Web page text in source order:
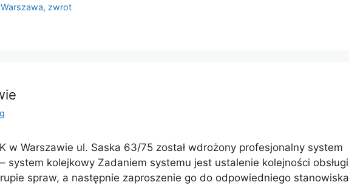
Warszawa, zwrot
w Warszawie ul. Saska 63/75 został wdrożony profesjonalny system
system kolejkowy Zadaniem systemu jest ustalenie kolejności obsługi
spraw, a następnie zaproszenie go do odpowiedniego stanowiska